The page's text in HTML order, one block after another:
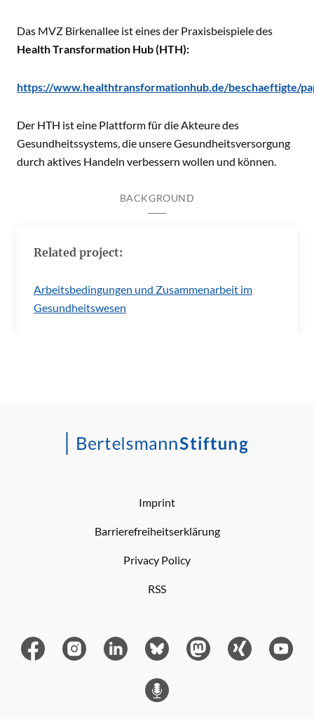
Das MVZ Birkenallee ist eines der Praxisbeispiele des
Health Transformation Hub (HTH):
https://www.healthtransformationhub.de/beschaeftigte/
Der HTH ist eine Plattform für die Akteure des
Gesundheitssystems, die unsere Gesundheitsversorgung
durch aktives Handeln verbessern wollen und können.
BACKGROUND
Related project:
Arbeitsbedingungen und Zusammenarbeit im
Gesundheitswesen
Imprint
Barrierefreiheitserklärung
Privacy Policy
RSS